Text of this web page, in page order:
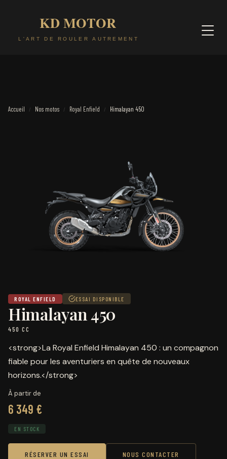
Accueil / Nos motos / Royal Enfield / Himalayan 450
ROYAL ENFIELD ESSAI DISPONIBLE
Himalayan 450
450 CC
<strong>La Royal Enfield Himalayan 450 : un compagnon
fiable pour les aventuriers en quête de nouveaux
horizons.</strong>
À partir de
6 349 €
EN STOCK
RÉSERVER UN ESSAI NOUS CONTACTER